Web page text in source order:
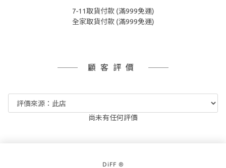
7-11取貨付款 (滿999免運)
全家取貨付款 (滿999免運)
顧客評價
尚未有任何評價
DiFF ®